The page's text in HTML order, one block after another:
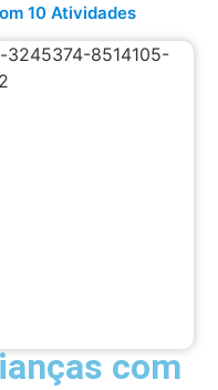
10 Atividades
com